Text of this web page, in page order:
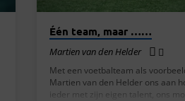
Één team, maar ……
Martien van den Helder
Met een voetbalteam als
Martien van den Helder ons aan
ieder met zijn eigen talent, ons